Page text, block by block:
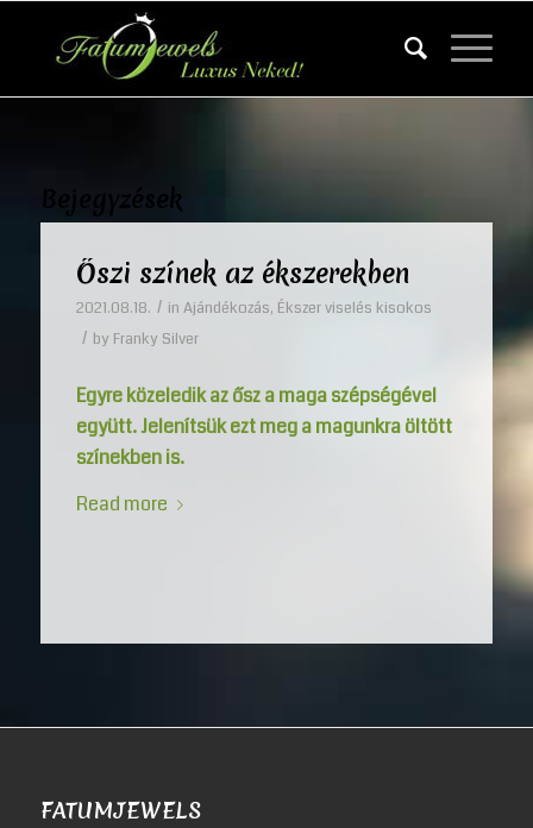
Bejegyzések
Őszi színek az ékszerekben
2021.08.18. / in Ajándékozás, Ékszer viselés kisokos
/ by Franky Silver
Egyre közeledik az ősz a maga szépségével
együtt. Jelenítsük ezt meg a magunkra öltött
színekben is.
Read more
FATUMJEWELS